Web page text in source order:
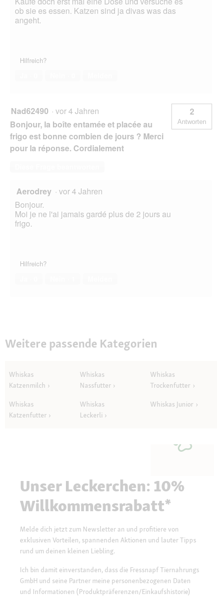
n
eob sie es essen. Katzen sind ja divas was das
angeht.
Hilfreich?
Nad62490 · vor 4 Jahren
Bonjour, la boîte entamée et placée au
frigo est bonne combien de jours ? Merci
pour la réponse. Cordialement
2
Antworten
Aerodrey · vor 4 Jahren
Bonjour.
Moi je ne l'ai jamais gardé plus de 2 jours au
frigo.
Hilfreich?
Weitere passende Kategorien
Whiskas
Katzenmilch
Whiskas
Nassfutter
Whiskas
Trockenfutter
Whiskas
Katzenfutter
Whiskas
Leckerli
Whiskas Junior
Unser Leckerchen: 10%
Willkommensrabatt*
Melde dich jetzt zum Newsletter an und profitiere von
exklusiven Vorteilen, spannenden Aktionen und lauter Tipps
rund um deinen kleinen Liebling.
Ich bin damit einverstanden, dass die Fressnapf Tiernahrungs
GmbH und seine Partner meine personenbezogenen Daten
und Informationen (Produktpräferenzen/Einkaufshistorie)